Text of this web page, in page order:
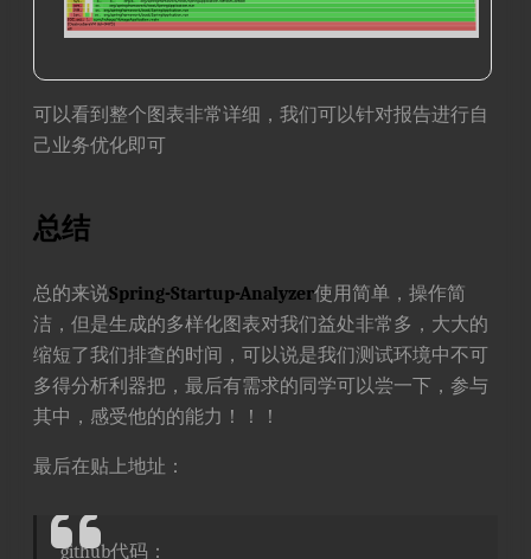
可以看到整个图表非常详细，我们可以针对报告进行自
己业务优化即可
总结
总的来说Spring-Startup-Analyzer使用简单，操作简
洁，但是生成的多样化图表对我们益处非常多，大大的
缩短了我们排查的时间，可以说是我们测试环境中不可
多得分析利器把，最后有需求的同学可以尝一下，参与
其中，感受他的的能力！！！
最后在贴上地址：
github代码：